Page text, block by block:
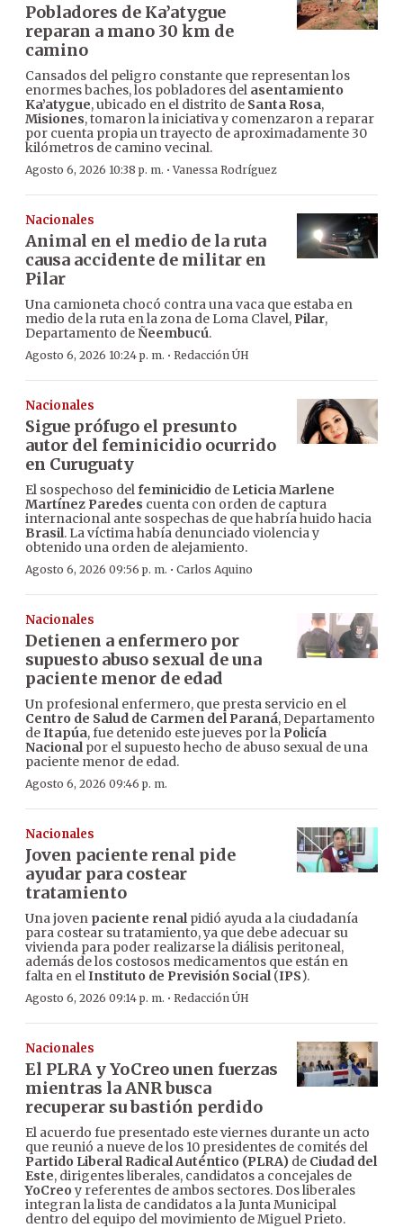
Pobladores de Ka’atygue
reparan a mano 30 km de
camino
Cansados del peligro constante que representan los
enormes baches, los pobladores del asentamiento
Ka’atygue, ubicado en el distrito de Santa Rosa,
Misiones, tomaron la iniciativa y comenzaron a reparar
por cuenta propia un trayecto de aproximadamente 30
kilómetros de camino vecinal.
Agosto 6, 2026 10:38 p. m. ·Vanessa Rodríguez
Nacionales
Animal en el medio de la ruta
causa accidente de militar en
Pilar
Una camioneta chocó contra una vaca que estaba en
medio de la ruta en la zona de Loma Clavel, Pilar,
Departamento deÑeembucú.
Agosto 6, 2026 10:24 p. m. · Redacción ÚH
Nacionales
Sigue prófugo el presunto
autor del feminicidio ocurrido
en Curuguaty
El sospechoso delfeminicidio de Leticia Marlene
Martínez Paredes cuenta con orden de captura
internacional ante sospechas de que habría huido hacia
Brasil. La víctima había denunciado violencia y
obtenido una orden de alejamiento.
Agosto 6, 2026 09:56 p. m. · Carlos Aquino
Nacionales
Detienen a enfermero por
supuesto abuso sexual de una
paciente menor de edad
Un profesional enfermero, que presta servicio en el
Centro de Salud de Carmen del Paraná, Departamento
deItapúa, fue detenido este jueves por la Policía
Nacionalpor el supuesto hecho de abuso sexual de una
paciente menor de edad.
Agosto 6, 2026 09:46 p. m.
Nacionales
Joven paciente renal pide
ayudar para costear
tratamiento
Una joven paciente renalpidió ayuda a la ciudadanía
para costear su tratamiento, ya que debe adecuar su
vivienda para poder realizarse la diálisis peritoneal,
además de los costosos medicamentos que están en
falta en elInstituto de Previsión Social(IPS).
Agosto 6, 2026 09:14 p. m. · Redacción ÚH
Nacionales
El PLRA y YoCreo unen fuerzas
mientras la ANR busca
recuperar su bastión perdido
El acuerdo fue presentado este viernes durante un acto
que reunió a nueve de los 10 presidentes de comités del
Partido Liberal Radical Auténtico (PLRA) de Ciudad del
Este, dirigentes liberales, candidatos a concejales de
YoCreo y referentes de ambos sectores. Dos liberales
integran la lista de candidatos a la Junta Municipal
dentro del equipo del movimiento de Miguel Prieto.